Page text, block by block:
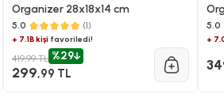
Organizer 28x18x14 cm
5.0 (1)
+ 7.1B kişifavoriledi!
419,99 TL %29
299,99 TL
5.0
+